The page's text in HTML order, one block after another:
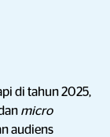
di tahun 2025,
micro
audiens